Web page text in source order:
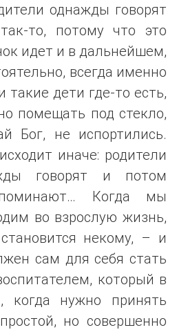
однажды говорят
то, потому что это
идет и в дальнейшем,
всегда именно
такие дети где-то есть,
помещать под стекло,
Бог, не испортились.
иначе: родители
говорят и потом
Когда мы
во взрослую жизнь,
некому, – и
сам для себя стать
который в
когда нужно принять
но совершенно